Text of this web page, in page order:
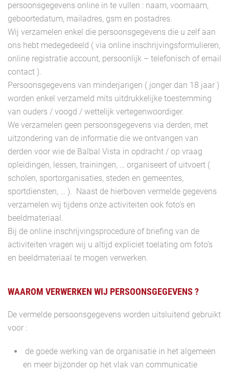
persoonsgegevens online in te vullen : naam, voornaam,
geboortedatum, mailadres, gsm en postadres.
Wij verzamelen enkel die persoonsgegevens die u zelf aan
ons hebt medegedeeld ( via online inschrijvingsformulieren,
online registratie account, persoonlijk – telefonisch of email
contact ).
Persoonsgegevens van minderjarigen ( jonger dan 18 jaar )
worden enkel verzameld mits uitdrukkelijke toestemming
van ouders / voogd / wettelijk vertegenwoordiger.
We verzamelen geen persoonsgegevens via derden, met
uitzondering van de informatie die we ontvangen van
derden voor wie de Balbal Vista in opdracht / op vraag
opleidingen, lessen, trainingen, … organiseert of uitvoert (
scholen, sportorganisaties, steden en gemeentes,
sportdiensten, … ). Naast de hierboven vermelde gegevens
verzamelen wij tijdens onze activiteiten ook foto’s en
beeldmateriaal.
Bij de online inschrijvingsprocedure of briefing van de
activiteiten vragen wij u altijd expliciet toelating om foto’s
en beeldmateriaal te mogen verwerken.
WAAROM VERWERKEN WIJ PERSOONSGEGEVENS ?
De vermelde persoonsgegevens worden uitsluitend gebruikt
voor :
de goede werking van de organisatie in het algemeen
en meer bijzonder op het vlak van communicatie